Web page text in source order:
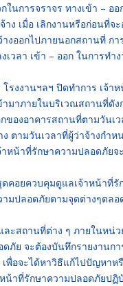
ในการจราจร ทางเข้า –
ง เมื่อ เลิกงานหรือก่อนที่
งออกไปภายนอกสถานที่
เวลา เข้า – ออก ในการ
โรงงานฯลฯ ปิดทำการ เจ้
มาภายในบริเวณสถานที่ดัง
ของอาคารสถานที่ตามวันเ
ตามวันเวลาที่ผู้ว่าจ้างกำห
าหน้าที่รักษาความปลอดภั
คอยควบคุมดูแลเจ้าหน้าที่
มปลอดภัยตามจุดต่างๆตล
ะสถานที่ต่าง ๆ ภายในหน่
ดภัย จะต้องบันทึกรายงาน
พื่อจะได้หาวิธีแก้ไปปัญหา
หน้าที่รักษาความปลอดภัย